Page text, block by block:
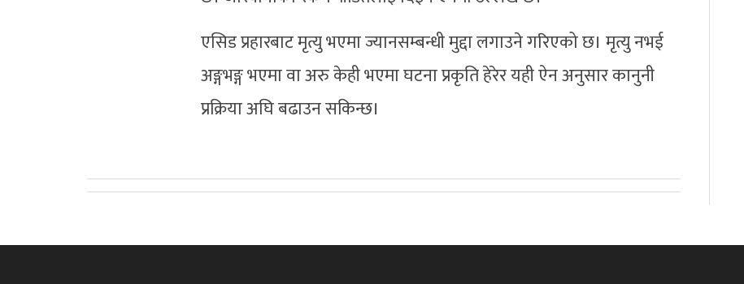
एसिड प्रहारबाट मृत्यु भएमा ज्यानसम्बन्धी मुद्दा लगाउने गरिएको छ। मृत्यु नभई
अङ्गभङ्ग भएमा वा अरु केही भएमा घटना प्रकृति हेरेर यही ऐन अनुसार कानुनी
प्रक्रिया अघि बढाउन सकिन्छ।